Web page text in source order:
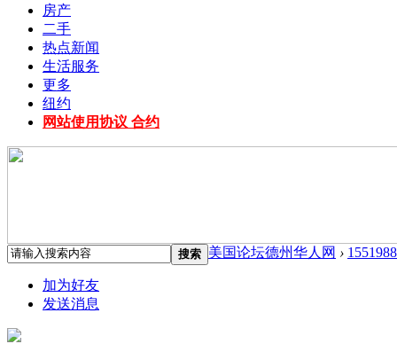
房产
二手
热点新闻
生活服务
更多
纽约
网站使用协议 合约
搜索 美国论坛德州华人网 ›
加为好友
发送消息